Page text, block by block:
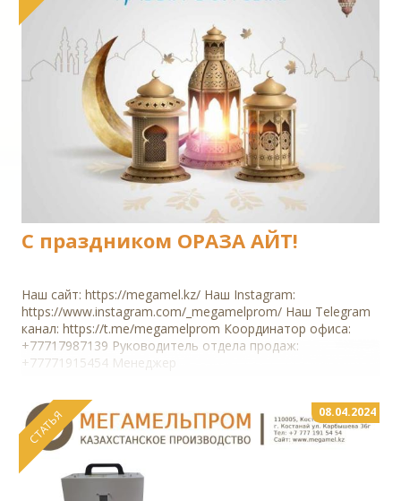
С праздником ОРАЗА АЙТ!
Наш сайт: https://megamel.kz/ Наш Instagram:
https://www.instagram.com/_megamelprom/ Наш Telegram
канал: https://t.me/megamelprom Координатор офиса:
+77717987139 Руководитель отдела продаж:
+77771915454 Менеджер
СТАТЬЯ 08.04.2024